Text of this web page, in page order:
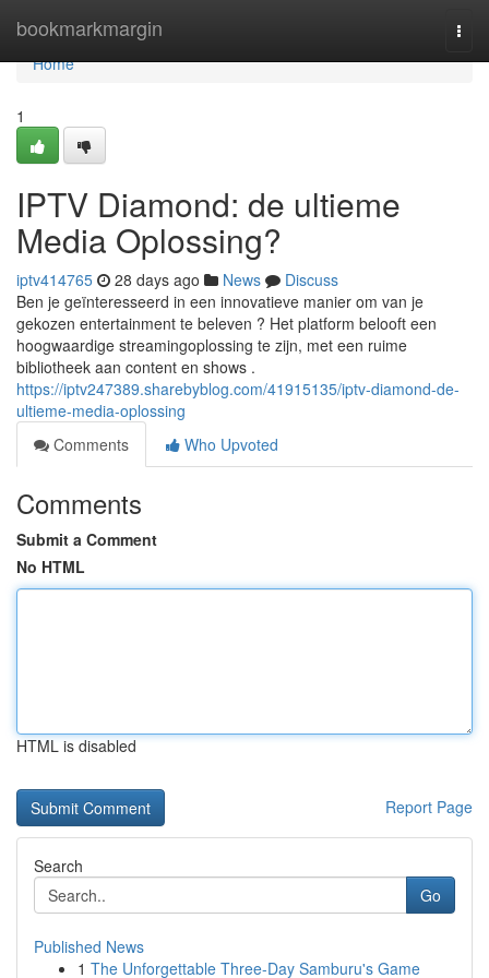
bookmarkmargin
Home
Home
1
IPTV Diamond: de ultieme
Media Oplossing?
iptv414765 28 days ago News
Discuss
Ben je geïnteresseerd in een innovatieve manier om van je
gekozen entertainment te beleven ? Het platform belooft een
hoogwaardige streamingoplossing te zijn, met een ruime
bibliotheek aan content en shows .
https://iptv247389.sharebyblog.com/41915135/iptv-diamond-de-
ultieme-media-oplossing
Comments
Who Upvoted
Comments
Submit a Comment
No HTML
HTML is disabled
Report Page
Search
Go
Published News
1 The Unforgettable Three-Day Samburu's Game